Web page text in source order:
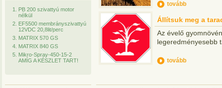
PB 200 szivattyú motor
nélkül
EF5500 membrányszivattyú
12VDC 20,8lit/perc
MATRIX 570 GS
MATRIX 840 GS
Mikro-Spray-450-15-2
AMÍG A KÉSZLET TART!
tovább
Állítsuk meg a
Az évelő
legeredményesebb
tovább